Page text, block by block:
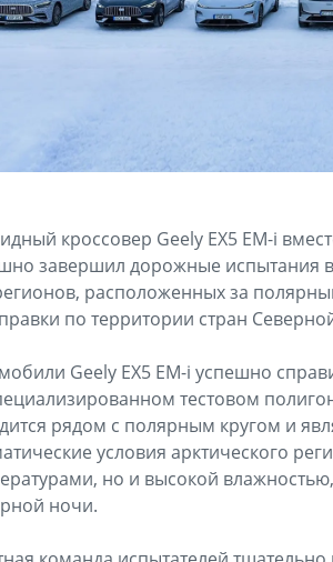
кроссовер Geely EX5 EM-i
завершил дорожные испытания в
расположенных за
по территории стран
Geely EX5 EM-i успешно
тестовом
рядом с полярным кругом и
условия арктического
но и высокой
ночи.